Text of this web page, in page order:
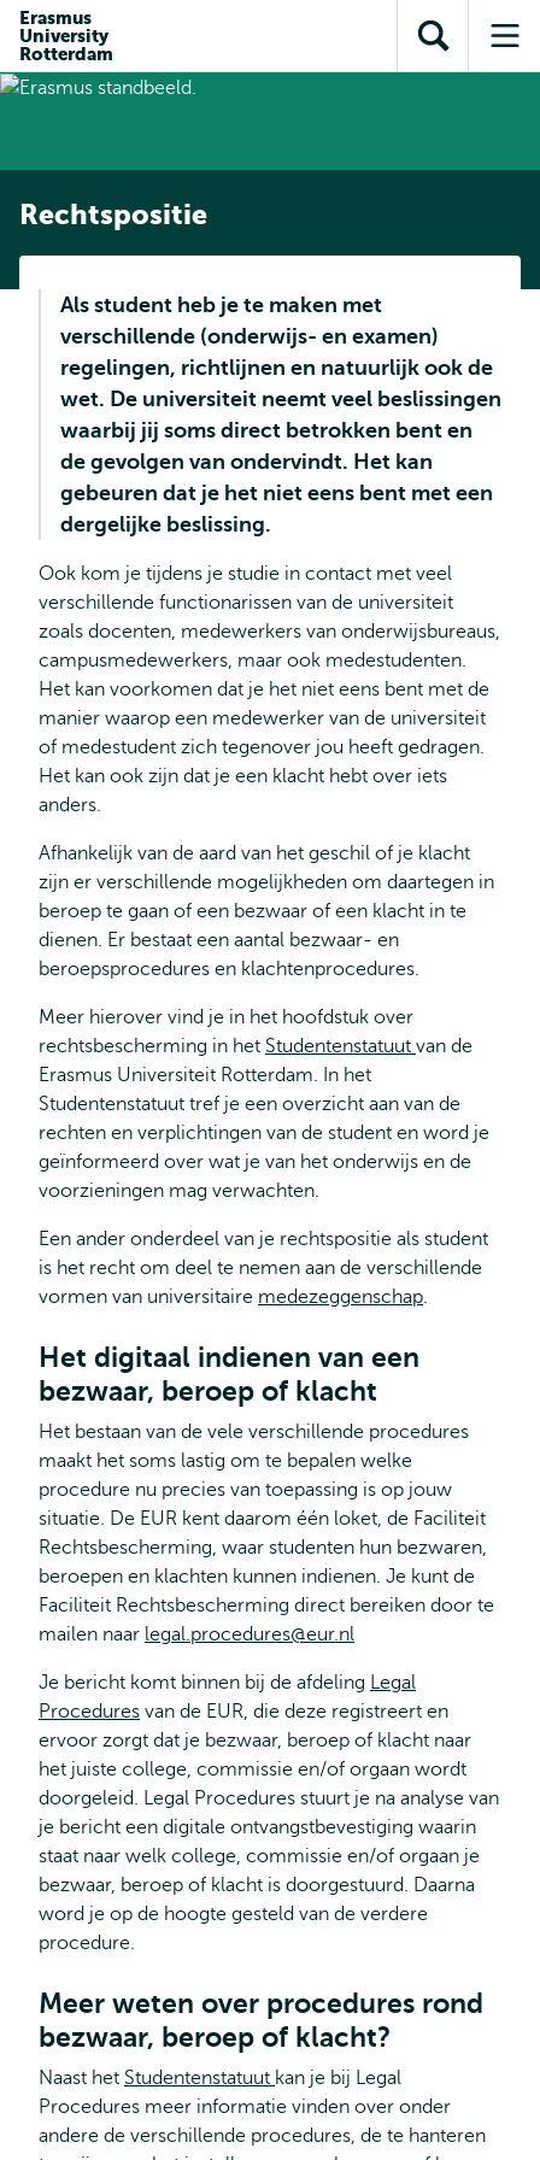
inhoud
Direct naar
subnavigatie
Erasmus
University
Rotterdam
Toon
zoekveld
Rechtspositie
Als student heb je te maken met
verschillende (onderwijs- en examen)
regelingen, richtlijnen en natuurlijk ook de
wet. De universiteit neemt veel beslissingen
waarbij jij soms direct betrokken bent en
de gevolgen van ondervindt. Het kan
gebeuren dat je het niet eens bent met een
dergelijke beslissing.
Ook kom je tijdens je studie in contact met veel
verschillende functionarissen van de universiteit
zoals docenten, medewerkers van onderwijsbureaus,
campusmedewerkers, maar ook medestudenten.
Het kan voorkomen dat je het niet eens bent met de
manier waarop een medewerker van de universiteit
of medestudent zich tegenover jou heeft gedragen.
Het kan ook zijn dat je een klacht hebt over iets
anders.
Afhankelijk van de aard van het geschil of je klacht
zijn er verschillende mogelijkheden om daartegen in
beroep te gaan of een bezwaar of een klacht in te
dienen. Er bestaat een aantal bezwaar- en
beroepsprocedures en klachtenprocedures.
Meer hierover vind je in het hoofdstuk over
rechtsbescherming in het Studentenstatuut van de
Erasmus Universiteit Rotterdam. In het
Studentenstatuut tref je een overzicht aan van de
rechten en verplichtingen van de student en word je
geïnformeerd over wat je van het onderwijs en de
voorzieningen mag verwachten.
Een ander onderdeel van je rechtspositie als student
is het recht om deel te nemen aan de verschillende
vormen van universitaire medezeggenschap.
Het digitaal indienen van een
bezwaar, beroep of klacht
Het bestaan van de vele verschillende procedures
maakt het soms lastig om te bepalen welke
procedure nu precies van toepassing is op jouw
situatie. De EUR kent daarom één loket, de Faciliteit
Rechtsbescherming, waar studenten hun bezwaren,
beroepen en klachten kunnen indienen. Je kunt de
Faciliteit Rechtsbescherming direct bereiken door te
mailen naar legal.procedures@eur.nl
Je bericht komt binnen bij de afdeling Legal
Procedures van de EUR, die deze registreert en
ervoor zorgt dat je bezwaar, beroep of klacht naar
het juiste college, commissie en/of orgaan wordt
doorgeleid. Legal Procedures stuurt je na analyse van
je bericht een digitale ontvangstbevestiging waarin
staat naar welk college, commissie en/of orgaan je
bezwaar, beroep of klacht is doorgestuurd. Daarna
word je op de hoogte gesteld van de verdere
procedure.
Meer weten over procedures rond
bezwaar, beroep of klacht?
Naast het Studentenstatuut kan je bij Legal
Procedures meer informatie vinden over onder
andere de verschillende procedures, de te hanteren